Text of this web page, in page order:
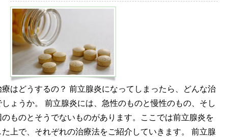
はどうするの？ 前立腺炎になってしまったら、どんな治
ょうか。 前立腺炎には、急性のものと慢性のもの、そし
ものとそうでないものがあります。ここでは前立腺炎を
上で、それぞれの治療法をご紹介していきます。 前立腺